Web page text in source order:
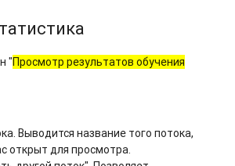
"Просмотр результатов обучения
Выводится название того потока,
открыт для просмотра.